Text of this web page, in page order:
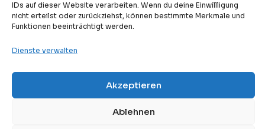
IDs auf dieser Website verarbeiten. Wenn du deine Einwillligung
nicht erteilst oder zurückziehst, können bestimmte Merkmale und
Funktionen beeinträchtigt werden.
Dienste verwalten
Akzeptieren
Ablehnen
einen längeren Zeitraum motiviert zu bleiben.
1. Erstellen Sie eine tägliche
Routine
Konsistenz ist weitaus effektiver als ab und zu lange Sitzungen.
Selbst wenn Sie jeden Tag nur 10–15 Minuten verbringen, können
Sie im Laufe der Zeit erstaunliche Ergebnisse erzielen.
Kostenlose Probestunde